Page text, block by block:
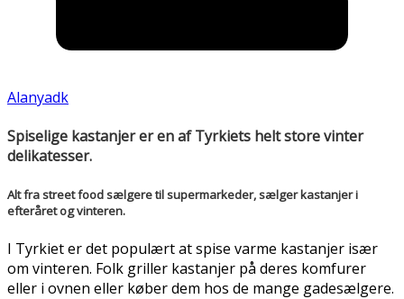
Alanyadk
Spiselige kastanjer er en af Tyrkiets helt store vinter
delikatesser.
Alt fra street food sælgere til supermarkeder, sælger kastanjer i
efteråret og vinteren.
I Tyrkiet er det populært at spise varme kastanjer især
om vinteren. Folk griller kastanjer på deres komfurer
eller i ovnen eller køber dem hos de mange gadesælgere.